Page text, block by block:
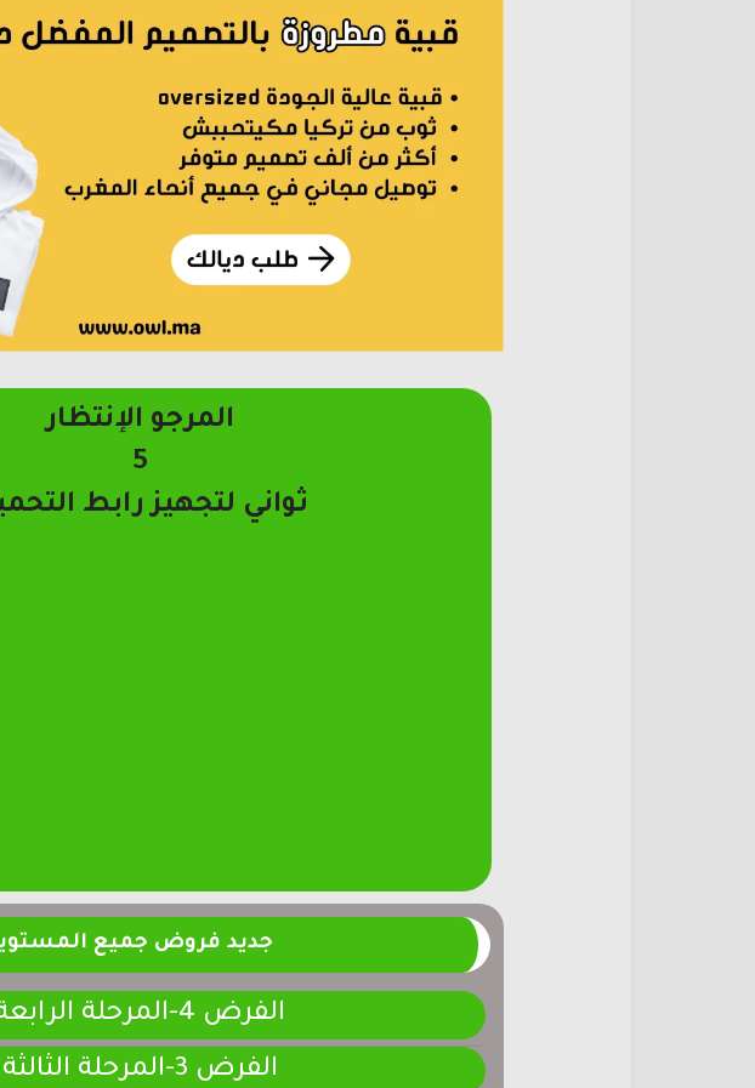
المرجو الإنتظار
4
ثواني لتجهيز رابط
جديد فروض جميع
الفرض 4-المرحلة الرابعة
الفرض 3-المرحلة الثالثة